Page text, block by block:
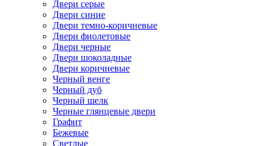
Двери серые
Двери синие
Двери темно-коричневые
Двери фиолетовые
Двери черные
Двери шоколадные
Двери коричневые
Черный венге
Черный дуб
Черный шелк
Черные глянцевые двери
Графит
Бежевые
Светлые